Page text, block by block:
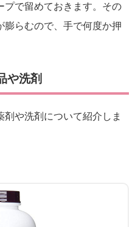
プで留めておきます。その
膨らむので、手で何度か押
や洗剤
や洗剤について紹介しま